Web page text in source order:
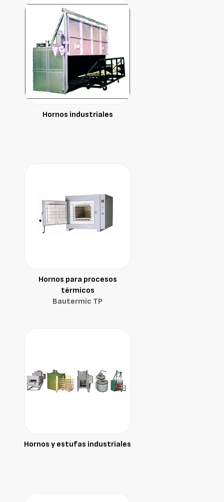
Hornos industriales
Hornos para procesos
térmicos
Bautermic TP
Hornos y estufas industriales